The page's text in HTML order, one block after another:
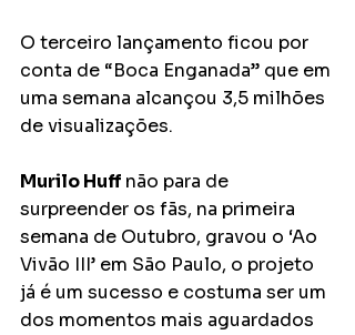
O terceiro lançamento ficou por
conta de “Boca Enganada” que em
uma semana alcançou 3,5 milhões
de visualizações.
Murilo Huff não para de
surpreender os fãs, na primeira
semana de Outubro, gravou o ‘Ao
Vivão III’ em São Paulo, o projeto
já é um sucesso e costuma ser um
dos momentos mais aguardados